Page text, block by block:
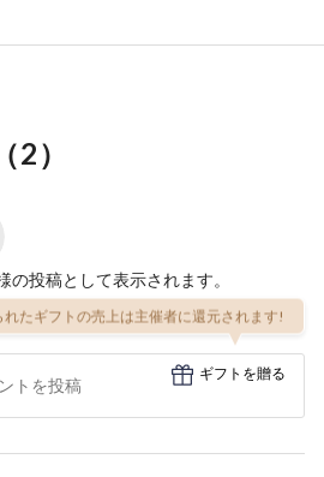
2）
の投稿として表示されます。
れたギフトの売上は主催者に還元されます!
ギフトを贈る